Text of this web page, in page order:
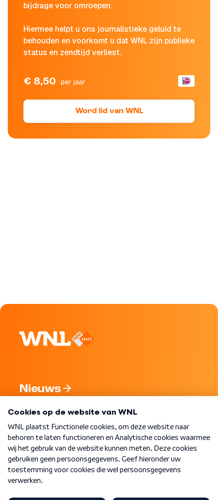
bijdrage voor omroepen.
Hiermee helpt u ons journalistieke geluid te
behouden en voorkomt u dat WNL zijn publieke
status en zendtijd verliest.
€ 8,50 per jaar
Word lid van WNL
Nieuws
Nieuwsbrief
Word Lid